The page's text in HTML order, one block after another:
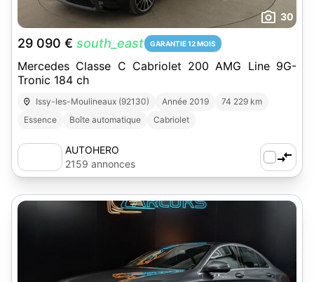
30
29 090 € south_east GARANTIE 12 MOIS
Mercedes Classe C Cabriolet 200 AMG Line 9G-
Tronic 184 ch
Issy-les-Moulineaux (92130) Année 2019
74 229 km
Essence
Boîte automatique Cabriolet
AUTOHERO
2159 annonces